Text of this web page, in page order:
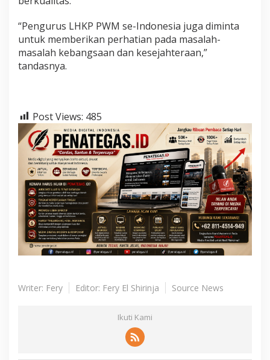
“Pengurus LHKP PWM se-Indonesia juga diminta
untuk memberikan perhatian pada masalah-
masalah kebangsaan dan kesejahteraan,”
tandasnya.
Post Views: 485
Writer: Fery Editor: Fery El Shirinja Source News
Ikuti Kami